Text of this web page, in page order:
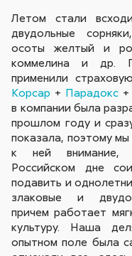
Летом стали
двудольные
осоты желтый и
коммелина и др.
применили
Корсар + Парадокс+
в компании была
прошлом году и
показала, поэтому
к ней внимание,
Российском дне
подавить и
злаковые и
причем работает
культуру. Наша
опытном поле была